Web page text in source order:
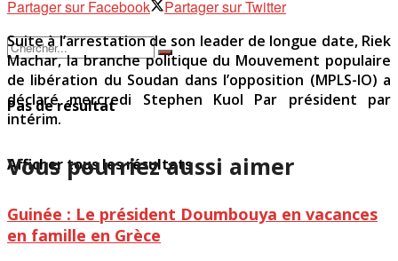
Pas de résultat
Afficher tous les résultats
Partager sur Facebook
Partager sur Twitter
Suite à l’arrestation de son leader de longue date, Riek
Machar, la branche politique du Mouvement populaire
de libération du Soudan dans l’opposition (MPLS-IO) a
déclaré mercredi Stephen Kuol Par président par
intérim.
Vous pourriez aussi aimer
Guinée : Le président Doumbouya en vacances
en famille en Grèce